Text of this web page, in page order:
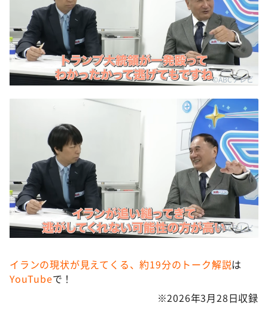
©ABCテレビ
©ABCテレビ
イランの現状が見えてくる、約19分のトーク解説は
YouTubeで！
※2026年3月28日収録